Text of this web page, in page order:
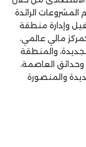
الرائدة
وإدارة منطقة
كمركز مالي عالمي،
والمنطقة
وحدائق العاصمة،
والمنصورة